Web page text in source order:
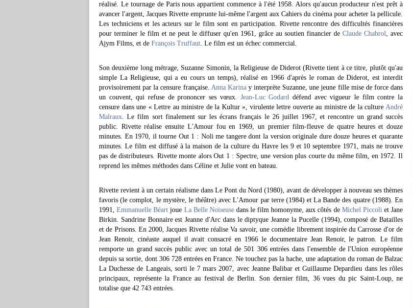
réalisé. Le tournage de Paris nous appartient commence à l'été 1958. Alors qu'aucun producteur n'est prêt à
avancer l'argent, Jacques Rivette emprunte lui-même l'argent aux Cahiers du cinéma pour acheter la pellicule.
Les techniciens et les acteurs sur le film sont en participation. Rivette rencontre des difficultés financières
pour terminer le film et ne peut le diffuser qu'en 1961, grâce au soutien financier de Claude Chabrol, avec
Ajym Films, et de François Truffaut. Le film est un échec commercial.
Son deuxième long métrage, Suzanne Simonin, la Religieuse de Diderot (Rivette tient à ce titre, plutôt qu'au
simple La Religieuse, qui a eu cours un temps), réalisé en 1966 d'après le roman de Diderot, est interdit
provisoirement par la censure française. Anna Karinay interprète Suzanne, une jeune fille mise de force dans
un couvent, qui refuse de prononcer ses vœux. Jean-Luc Godard défend avec vigueur le film contre la
censure dans une « Lettre au ministre de la Kultur », virulente lettre ouverte au ministre de la culture André
Malraux. Le film sort finalement sur les écrans français le 26 juillet 1967, et rencontre un grand succès
public. Rivette réalise ensuite L'Amour fou en 1969, un premier film-fleuve de quatre heures et douze
minutes. En 1970, il tourne Out 1 : Noli me tangere dont la version originale dure douze heures et quarante
minutes. Le film est diffusé à la maison de la culture du Havre les 9 et 10 septembre 1971, mais ne trouve
pas de distributeurs. Rivette monte alors Out 1 : Spectre, une version plus courte du même film, en 1972. Il
reprend les mêmes méthodes dans Céline et Julie vont en bateau.
Rivette revient à un certain réalisme dans Le Pont du Nord (1980), avant de développer à nouveau ses thèmes
favoris (le complot, le mystère, le théâtre) avec L'Amour par terre (1984) et La Bande des quatre (1988). En
1991,Emmanuelle Béart joue La Belle Noiseusedans le film homonyme, aux côtés de Michel Piccoliet Jane
Birkin. Sandrine Bonnaire est Jeanne d'Arc dans le diptyque Jeanne la Pucelle (1994), composé de Batailles
et de Prisons. En 2000, Jacques Rivette réalise Va savoir, une comédie librement inspirée du Carrosse d'or de
Jean Renoir, cinéaste auquel il avait consacré en 1966 le documentaire Jean Renoir, le patron. Le film
remporte un grand succès public avec un total de 501 306 entrées dans l'ensemble de l'Union européenne
depuis sa sortie, dont 306 728 entrées en France. Ne touchez pas la hache, une adaptation du roman de Balzac
La Duchesse de Langeais, sorti le 7 mars 2007, avec Jeanne Balibar et Guillaume Depardieu dans les rôles
principaux, représente la France au festival de Berlin. Son dernier film, 36 vues du pic Saint-Loup, ne
totalise que 42 743 entrées.